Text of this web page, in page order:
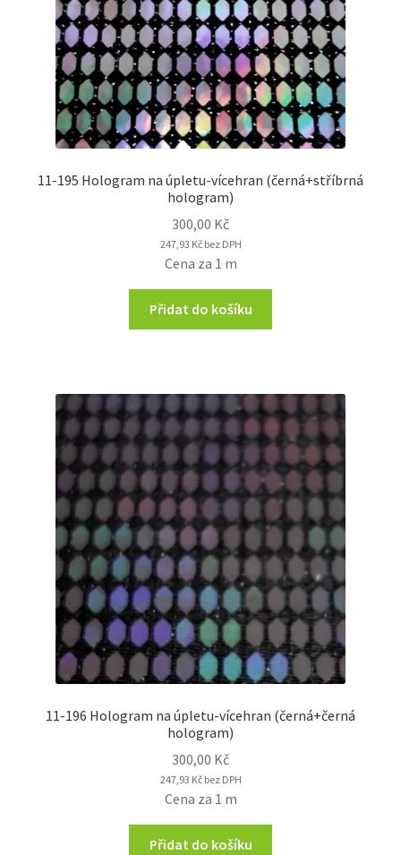
11-195 Hologram na úpletu-vícehran (černá+stříbrná
hologram)
300,00 Kč
247,93 Kčbez DPH
Cena za 1 m
Přidat do košíku
11-196 Hologram na úpletu-vícehran (černá+černá
hologram)
300,00 Kč
247,93 Kčbez DPH
Cena za 1 m
Přidat do košíku